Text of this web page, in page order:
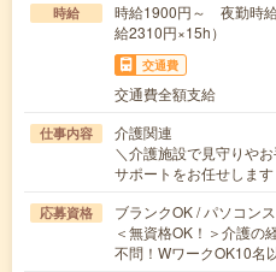
時給
時給1900円～ 夜勤時
給2310円×15h）
交通費
交通費全額支給
仕事内容
介護関連
＼介護施設で見守りや
サポートをお任せしま
応募資格
ブランクOK / パソコン
＜無資格OK！＞介護の
不問！WワークOK10名